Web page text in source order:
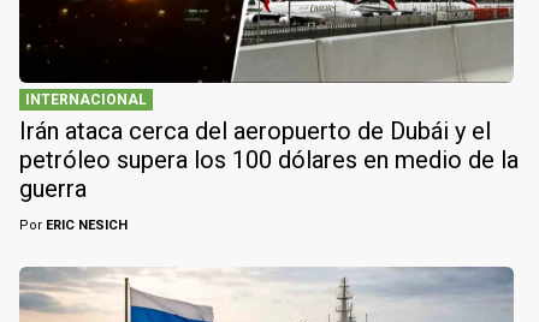
INTERNACIONAL
Irán ataca cerca del aeropuerto de Dubái y el
petróleo supera los 100 dólares en medio de la
guerra
Por ERIC NESICH